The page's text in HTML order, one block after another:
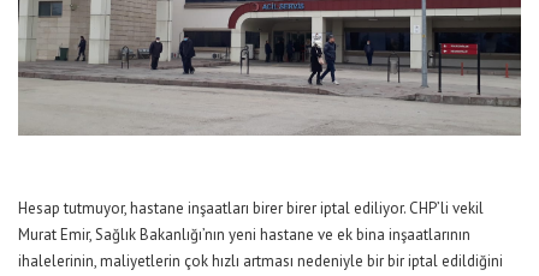
Hesap tutmuyor, hastane inşaatları birer birer iptal ediliyor. CHP’li vekil
Murat Emir, Sağlık Bakanlığı’nın yeni hastane ve ek bina inşaatlarının
ihalelerinin, maliyetlerin çok hızlı artması nedeniyle bir bir iptal edildiğini